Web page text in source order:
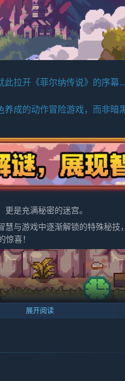
此拉开《菲尔纳传说》的序幕…
成的动作冒险游戏，而非暗
更是充满秘密的迷宫。
与游戏中逐渐解锁的特殊秘技
喜！
展开阅读